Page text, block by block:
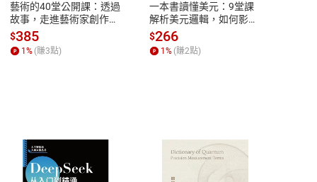
藝術的40堂公開課：透過
故事，走進藝術家創作現
場，看藝術如何誕生、如
何形塑人類生活【電子
書】
$385
1% (賺3點)
一本書讀懂美元：9堂課
解析美元邏輯，如何影響
全球經濟和每個人的投資
【電子書】
$266
1% (賺2點)